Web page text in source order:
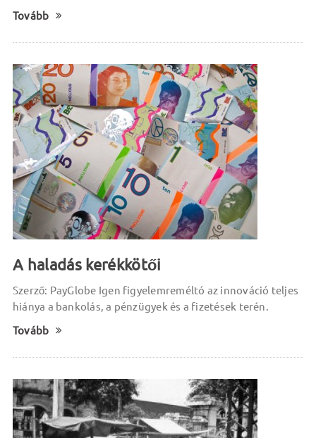
Tovább
A haladás kerékkötői
Szerző: PayGlobe Igen figyelemreméltó az innováció teljes
hiánya a bankolás, a pénzügyek és a fizetések terén.
Tovább